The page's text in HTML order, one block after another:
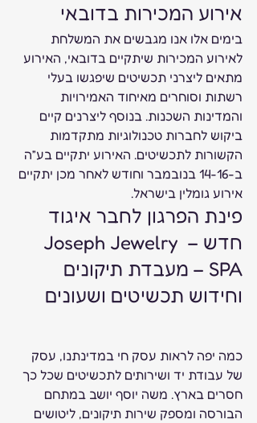
אירוע המכירות בדובאי
בימים אלו אנו מגבשים את המשלחת
לאירוע המכירות שיתקיים בדובאי, האירוע
מתאים ליצרני תכשיטים שיפגשו בעלי
רשתות וסוחרים מאיחוד האמירויות
והמדינות השכנות. בנוסף ליצרנים קיים
ביקוש לחברות טכנולוגיות מתקדמות
הקשורות לתכשיטים. האירוע יתקיים בע”ה
ב-14-16 בנובמבר וחודש לאחר מכן יתקיים
אירוע גומלין בישראל.
פינת הפרגון לחבר איגוד
חדש – Joseph Jewelry
SPA – מעבדת תיקונים
וחידוש תכשיטים ושעונים
כמה יפה לראות עסק חי במדינתנו, עסק
של עבודת יד ושירותים לתכשיטים שכל כך
חסרים בארץ. משה יוסף יושב במתחם
הבורסה ומספק שירות תיקונים, ליטושים